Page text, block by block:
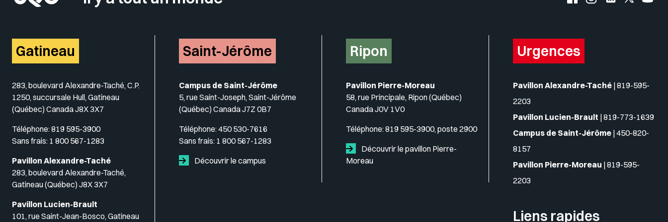
Gatineau
283, boulevard Alexandre-Taché, C.P.
1250, succursale Hull, Gatineau
(Québec) Canada J8X 3X7
Téléphone:819 595-3900
Sans frais: 1 800 567-1283
Pavillon Alexandre-Taché
283, boulevard Alexandre-Taché,
Gatineau (Québec) J8X 3X7
Pavillon Lucien-Brault
101, rue Saint-Jean-Bosco, Gatineau
Saint-Jérôme
Campus de Saint-Jérôme
5, rue Saint-Joseph, Saint-Jérôme
(Québec) Canada J7Z 0B7
Téléphone:450 530-7616
Sans frais: 1 800 567-1283
Découvrir le campus
Ripon
Pavillon Pierre-Moreau
58, rue Principale, Ripon (Québec)
Canada J0V 1V0
Téléphone:819 595-3900, poste 2900
Découvrir le pavillon Pierre-
Moreau
Urgences
Pavillon Alexandre-Taché |819-595-
2203
Pavillon Lucien-Brault |819-773-1639
Campus de Saint-Jérôme |450-820-
8157
Pavillon Pierre-Moreau |819-595-
2203
Liens rapides